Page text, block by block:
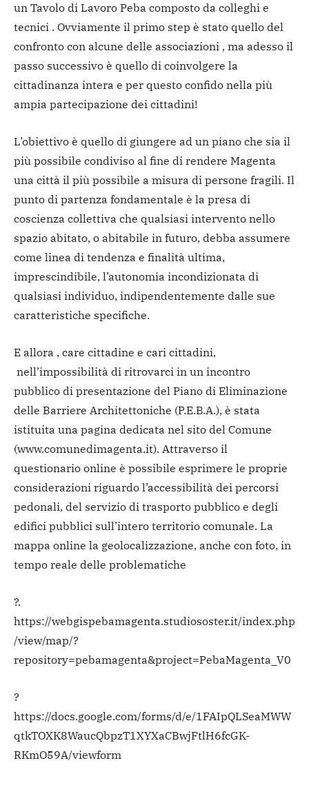
un Tavolo di Lavoro Peba composto da colleghi e
tecnici . Ovviamente il primo step è stato quello del
confronto con alcune delle associazioni , ma adesso il
passo successivo è quello di coinvolgere la
cittadinanza intera e per questo confido nella più
ampia partecipazione dei cittadini!
L’obiettivo è quello di giungere ad un piano che sia il
più possibile condiviso al fine di rendere Magenta
una città il più possibile a misura di persone fragili. Il
punto di partenza fondamentale è la presa di
coscienza collettiva che qualsiasi intervento nello
spazio abitato, o abitabile in futuro, debba assumere
come linea di tendenza e finalità ultima,
imprescindibile, l’autonomia incondizionata di
qualsiasi individuo, indipendentemente dalle sue
caratteristiche specifiche.
E allora , care cittadine e cari cittadini,
nell’impossibilità di ritrovarci in un incontro
pubblico di presentazione del Piano di Eliminazione
delle Barriere Architettoniche (P.E.B.A.), è stata
istituita una pagina dedicata nel sito del Comune
(www.comunedimagenta.it). Attraverso il
questionario online è possibile esprimere le proprie
considerazioni riguardo l’accessibilità dei percorsi
pedonali, del servizio di trasporto pubblico e degli
edifici pubblici sull’intero territorio comunale. La
mappa online la geolocalizzazione, anche con foto, in
tempo reale delle problematiche
?.
https://webgispebamagenta.studiososter.it/index.php
/view/map/?
repository=pebamagenta&project=PebaMagenta_V0
?
https://docs.google.com/forms/d/e/1FAIpQLSeaMWW
qtkTOXK8WaucQbpzT1XYXaCBwjFtlH6fcGK-
RKmO59A/viewform